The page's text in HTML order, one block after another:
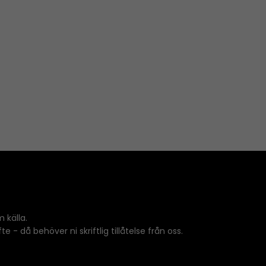
källa.
- då behöver ni skriftlig tillåtelse från oss.